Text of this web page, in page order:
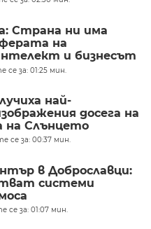
Страна ни има
на
и бизнесът
перспективи
се за: 01:25 мин.
най-
досега на
на Слънцето
се за: 00:37 мин.
в Доброславци:
системи
се за: 01:07 мин.